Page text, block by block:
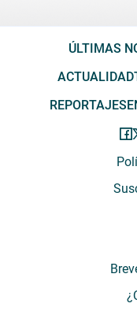
ÚLTIMAS
ACTUALIDAD
REPORTAJES